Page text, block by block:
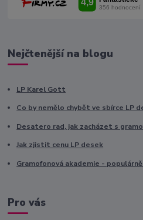
Nejčtenější na blogu
LP Karel Gott
Co by nemělo chybět ve sbírce LP
Desatero rad, jak zacházet s
Jak zjistit cenu LP desek
Gramofonová akademie -
Pro vás